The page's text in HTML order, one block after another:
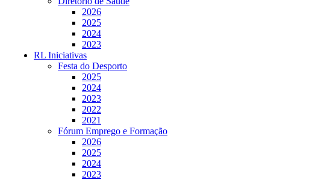
2026
2025
2024
2023
RL Iniciativas
Festa do Desporto
2025
2024
2023
2022
2021
Fórum Emprego e Formação
2026
2025
2024
2023